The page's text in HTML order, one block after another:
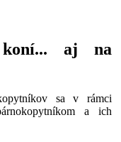
koní... aj na
sa v rámci
a ich